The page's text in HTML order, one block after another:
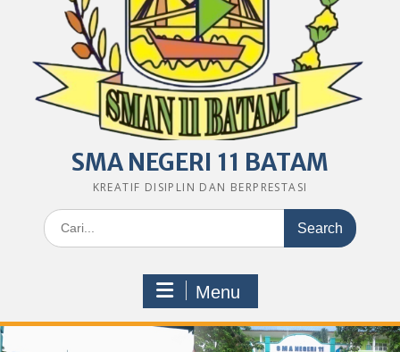
SMA NEGERI 11 BATAM
KREATIF DISIPLIN DAN BERPRESTASI
Search
for:
Menu